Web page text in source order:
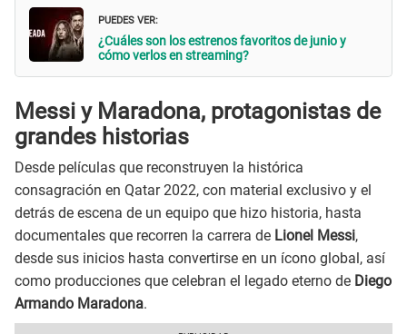
PUEDES VER:
¿Cuáles son los estrenos favoritos de junio y
cómo verlos en streaming?
Messi y Maradona, protagonistas de
grandes historias
Desde películas que reconstruyen la histórica
consagración en Qatar 2022, con material exclusivo y el
detrás de escena de un equipo que hizo historia, hasta
documentales que recorren la carrera de Lionel Messi,
desde sus inicios hasta convertirse en un ícono global, así
como producciones que celebran el legado eterno de Diego
Armando Maradona.